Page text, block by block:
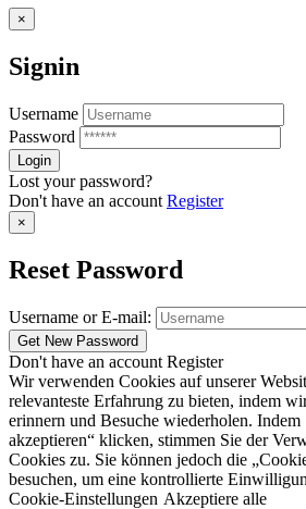
×
Signin
Username
Password
Lost your password?
Don't have an account Register
×
Reset Password
Username or E-mail:
Don't have an account Register
Wir verwenden Cookies auf unserer
relevanteste Erfahrung zu bieten, indem
erinnern und Besuche wiederholen.
akzeptieren“ klicken, stimmen Sie der
Cookies zu. Sie können jedoch die
besuchen, um eine kontrollierte
Cookie-Einstellungen Akzeptiere alle